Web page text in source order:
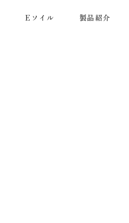
Eソイル 製品紹介